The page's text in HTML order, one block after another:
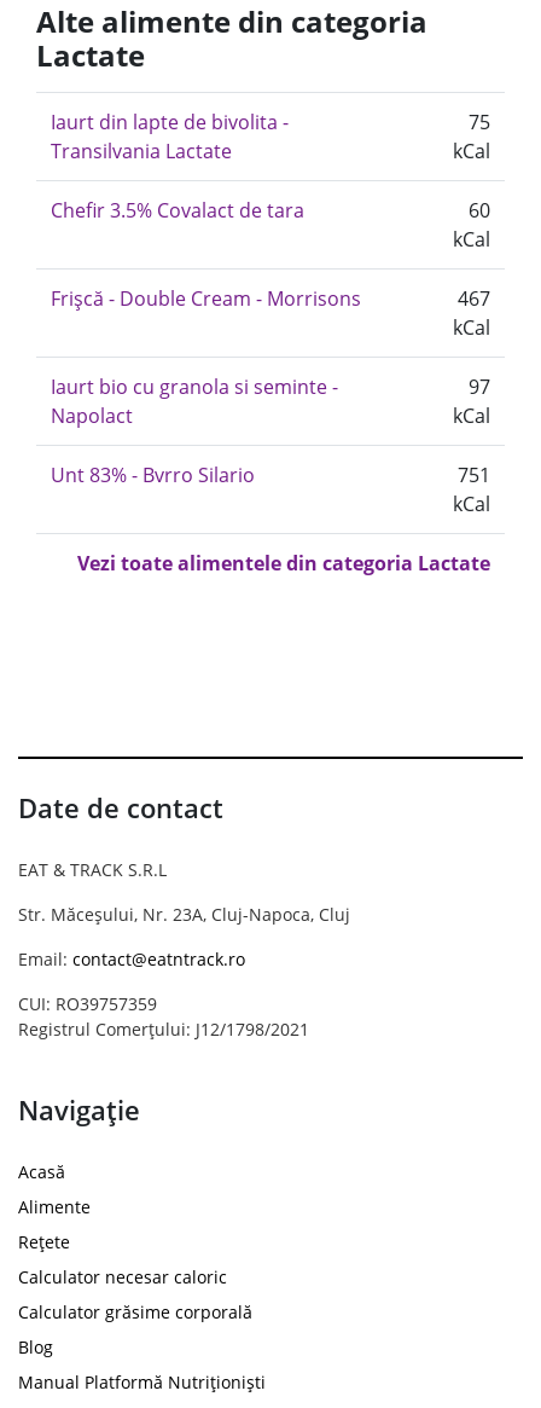
Alte alimente din categoria
Lactate
Iaurt din lapte de bivolita -
Transilvania Lactate
75
kCal
Chefir 3.5% Covalact de tara
60
kCal
Frișcă - Double Cream - Morrisons
467
kCal
Iaurt bio cu granola si seminte -
Napolact
97
kCal
Unt 83% - Bvrro Silario
751
kCal
Vezi toate alimentele din categoria Lactate
Date de contact
EAT & TRACK S.R.L
Str. Măceșului, Nr. 23A, Cluj-Napoca, Cluj
Email: contact@eatntrack.ro
CUI: RO39757359
Registrul Comerțului: J12/1798/2021
Navigație
Acasă
Alimente
Rețete
Calculator necesar caloric
Calculator grăsime corporală
Blog
Manual Platformă Nutriționiști